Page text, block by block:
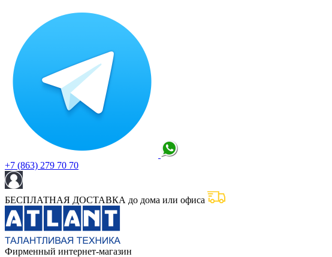
+7 (863) 279 70 70
БЕСПЛАТНАЯ ДОСТАВКА до дома или офиса
Фирменный интернет-магазин